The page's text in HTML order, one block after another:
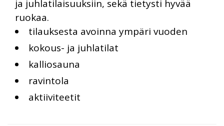
ja juhlatilaisuuksiin, sekä tietysti hyvää
ruokaa.
tilauksesta avoinna ympäri vuoden
kokous- ja juhlatilat
kalliosauna
ravintola
aktiiviteetit